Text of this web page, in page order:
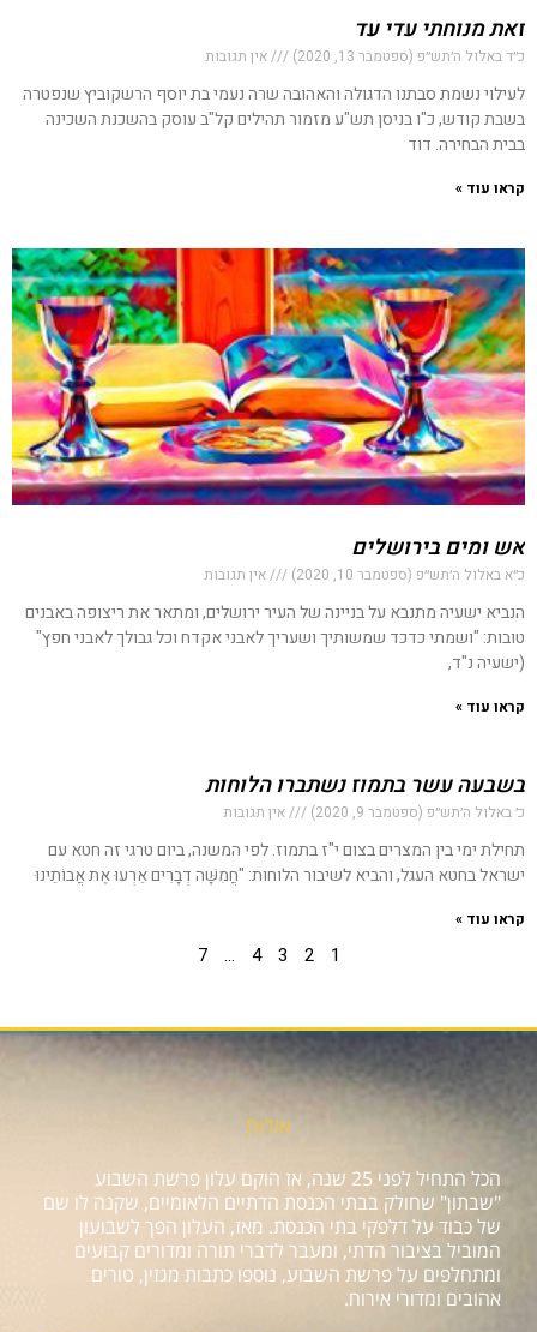
זאת מנוחתי עדי עד
כ״ד באלול ה׳תש״פ (ספטמבר 13, 2020) אין תגובות
לעילוי נשמת סבתנו הדגולה והאהובה שרה נעמי בת יוסף הרשקוביץ שנפטרה
בשבת קודש, כ"ו בניסן תש"ע מזמור תהילים קל"ב עוסק בהשכנת השכינה
בבית הבחירה. דוד
קראו עוד »
אש ומים בירושלים
כ״א באלול ה׳תש״פ (ספטמבר 10, 2020) אין תגובות
הנביא ישעיה מתנבא על בניינה של העיר ירושלים, ומתאר את ריצופה באבנים
טובות: "ושמתי כדכד שמשותיך ושעריך לאבני אקדח וכל גבולך לאבני חפץ"
(ישעיה נ"ד,
קראו עוד »
בשבעה עשר בתמוז נשתברו הלוחות
כ׳ באלול ה׳תש״פ (ספטמבר 9, 2020) אין תגובות
תחילת ימי בין המצרים בצום י"ז בתמוז. לפי המשנה, ביום טרגי זה חטא עם
ישראל בחטא העגל, והביא לשיבור הלוחות: "חֲמִשָּׁה דְבָרִים אֵרְעוּ אֶת אֲבוֹתֵינוּ
קראו עוד »
1
2
3
4
…
7
אודות
הכל התחיל לפני 25 שנה, אז הוקם עלון פרשת השבוע
"שבתון" שחולק בבתי הכנסת הדתיים הלאומיים, שקנה לו שם
של כבוד על דלפקי בתי הכנסת. מאז, העלון הפך לשבועון
המוביל בציבור הדתי, ומעבר לדברי תורה ומדורים קבועים
ומתחלפים על פרשת השבוע, נוספו כתבות מגזין, טורים
אהובים ומדורי אירוח.